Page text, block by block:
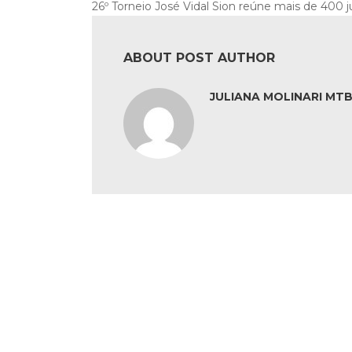
26º Torneio José Vidal Sion reúne mais de 400
ABOUT POST AUTHOR
JULIANA MOLINARI